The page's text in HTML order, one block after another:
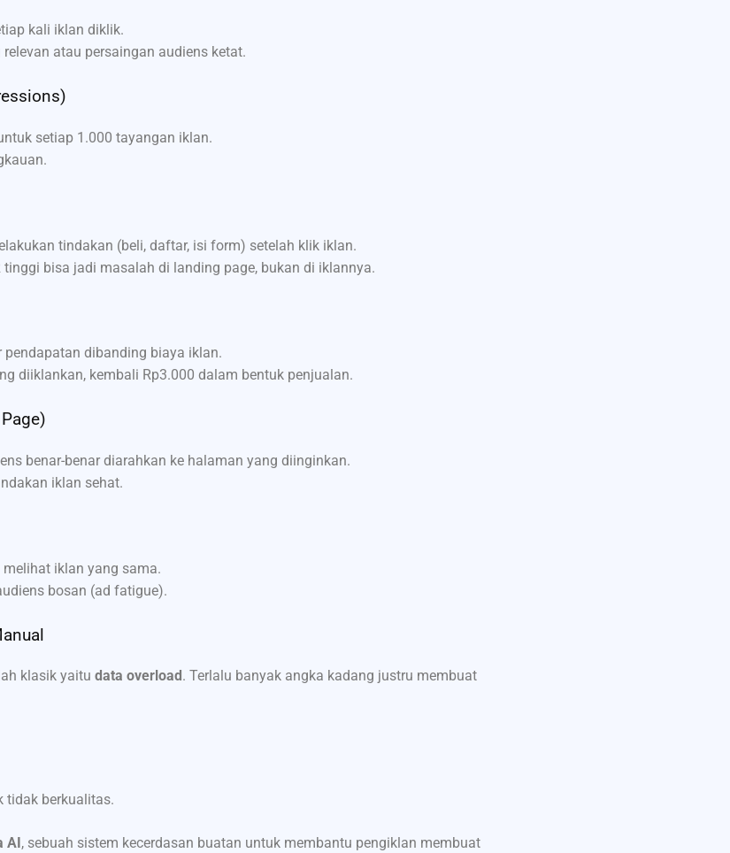
kali iklan diklik.
atau persaingan audiens ketat.
setiap 1.000 tayangan iklan.
tindakan (beli, daftar, isi form) setelah klik iklan.
tinggi bisa jadi masalah di landing page, bukan di iklannya.
pendapatan dibanding biaya iklan.
diiklankan, kembali Rp3.000 dalam bentuk penjualan.
benar-benar diarahkan ke halaman yang diinginkan.
iklan sehat.
iklan yang sama.
bosan (ad fatigue).
klasik yaitu data overload . Terlalu banyak angka kadang justru membuat
tidak berkualitas.
AI , sebuah sistem kecerdasan buatan untuk membantu pengiklan membuat